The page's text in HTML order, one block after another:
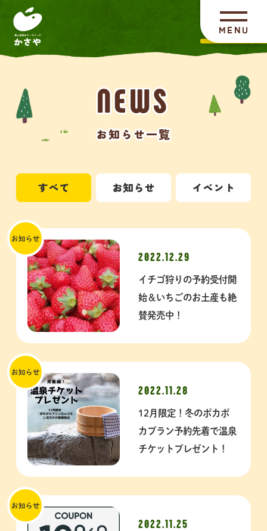
NEWS
NEWS
お知らせ一覧
お知らせ一覧
すべて お知らせ イベント
お知らせ
2022.12.29
イチゴ狩りの予約受付開
始＆いちごのお土産も絶
賛発売中！
お知らせ
2022.11.28
12月限定！冬のポカポ
カプラン予約先着で温泉
チケットプレゼント！
お知らせ
2022.11.25